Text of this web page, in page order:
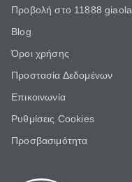
Προβολή στο 11888 giaola
Blog
Όροι χρήσης
Προστασία Δεδομένων
Επικοινωνία
Ρυθμίσεις Cookies
Προσβασιμότητα